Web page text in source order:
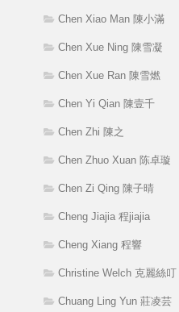
Chen Xiao Man 陳小滿
Chen Xue Ning 陳雪凝
Chen Xue Ran 陳雪燃
Chen Yi Qian 陳壹千
Chen Zhi 陳之
Chen Zhuo Xuan 陈卓璇
Chen Zi Qing 陳子晴
Cheng Jiajia 程jiajia
Cheng Xiang 程響
Christine Welch 克麗絲叮
Chuang Ling Yun 莊凌芸